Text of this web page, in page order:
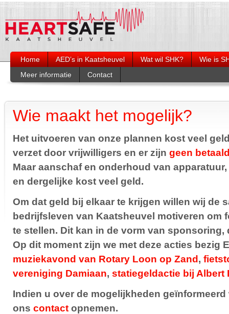
Home AED’s in Kaatsheuvel Wat wil SHK? Wie is
Meer informatie Contact
Artikelen Duinkoerier
Nazorg
Wie maakt het mogelijk?
Het uitvoeren van onze plannen kost veel
verzet door vrijwilligers en er zijn geen
Maar aanschaf en onderhoud van
en dergelijke kost veel geld.
Om dat geld bij elkaar te krijgen willen wij de
bedrijfsleven van Kaatsheuvel motiveren om
te stellen. Dit kan in de vorm van sponsoring,
Op dit moment zijn we met deze acties bezig
muziekavond van Rotary Loon op Zand ,
vereniging Damiaan, statiegeldactie bij Albert
Indien u over de mogelijkheden
ons contact opnemen.